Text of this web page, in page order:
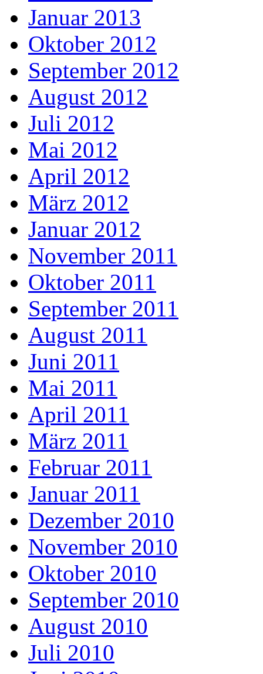
Januar 2013
Oktober 2012
September 2012
August 2012
Juli 2012
Mai 2012
April 2012
März 2012
Januar 2012
November 2011
Oktober 2011
September 2011
August 2011
Juni 2011
Mai 2011
April 2011
März 2011
Februar 2011
Januar 2011
Dezember 2010
November 2010
Oktober 2010
September 2010
August 2010
Juli 2010